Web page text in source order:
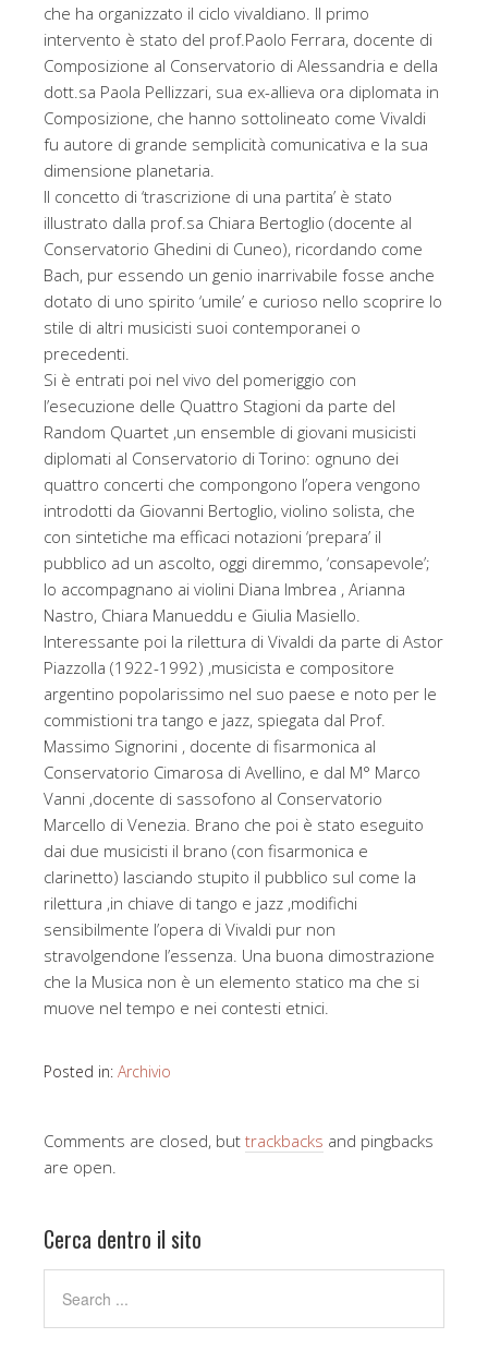
che ha organizzato il ciclo vivaldiano. Il primo
intervento è stato del prof.Paolo Ferrara, docente di
Composizione al Conservatorio di Alessandria e della
dott.sa Paola Pellizzari, sua ex-allieva ora diplomata in
Composizione, che hanno sottolineato come Vivaldi
fu autore di grande semplicità comunicativa e la sua
dimensione planetaria.
Il concetto di ‘trascrizione di una partita’ è stato
illustrato dalla prof.sa Chiara Bertoglio (docente al
Conservatorio Ghedini di Cuneo), ricordando come
Bach, pur essendo un genio inarrivabile fosse anche
dotato di uno spirito ‘umile’ e curioso nello scoprire lo
stile di altri musicisti suoi contemporanei o
precedenti.
Si è entrati poi nel vivo del pomeriggio con
l’esecuzione delle Quattro Stagioni da parte del
Random Quartet ,un ensemble di giovani musicisti
diplomati al Conservatorio di Torino: ognuno dei
quattro concerti che compongono l’opera vengono
introdotti da Giovanni Bertoglio, violino solista, che
con sintetiche ma efficaci notazioni ‘prepara’ il
pubblico ad un ascolto, oggi diremmo, ‘consapevole’;
lo accompagnano ai violini Diana Imbrea , Arianna
Nastro, Chiara Manueddu e Giulia Masiello.
Interessante poi la rilettura di Vivaldi da parte di Astor
Piazzolla (1922-1992) ,musicista e compositore
argentino popolarissimo nel suo paese e noto per le
commistioni tra tango e jazz, spiegata dal Prof.
Massimo Signorini , docente di fisarmonica al
Conservatorio Cimarosa di Avellino, e dal M° Marco
Vanni ,docente di sassofono al Conservatorio
Marcello di Venezia. Brano che poi è stato eseguito
dai due musicisti il brano (con fisarmonica e
clarinetto) lasciando stupito il pubblico sul come la
rilettura ,in chiave di tango e jazz ,modifichi
sensibilmente l’opera di Vivaldi pur non
stravolgendone l’essenza. Una buona dimostrazione
che la Musica non è un elemento statico ma che si
muove nel tempo e nei contesti etnici.
Posted in: Archivio
Comments are closed, but trackbacks and pingbacks
are open.
Cerca dentro il sito